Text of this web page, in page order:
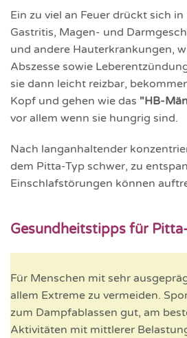
Ein zu viel an Feuer drückt sich
Gastritis, Magen- und
und andere Hauterkrankungen,
Abszesse sowie
sie dann leicht reizbar,
Kopf und gehen wie das "HB-
vor allem wenn sie hungrig sind.
Nach langanhaltender
dem Pitta-Typ schwer, zu
Einschlafstörungen können
Gesundheitstipps für
Für Menschen mit sehr
allem Extreme zu vermeiden.
zum Dampfablassen gut, am
Aktivitäten mit mittlerer